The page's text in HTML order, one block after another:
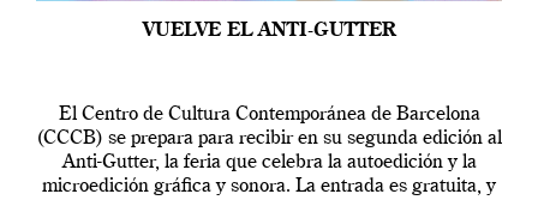
VUELVE EL ANTI-GUTTER
El Centro de Cultura Contemporánea de Barcelona
(CCCB) se prepara para recibir en su segunda edición al
Anti-Gutter, la feria que celebra la autoedición y la
microedición gráfica y sonora. La entrada es gratuita, y